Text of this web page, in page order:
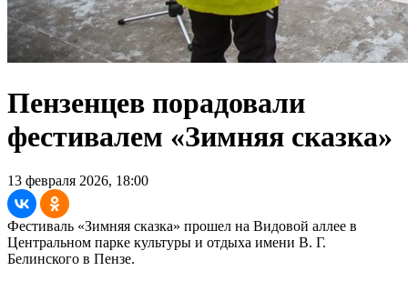
Пензенцев порадовали
фестивалем «Зимняя сказка»
13 февраля 2026, 18:00
Фестиваль «Зимняя сказка» прошел на Видовой аллее в
Центральном парке культуры и отдыха имени В. Г.
Белинского в Пензе.